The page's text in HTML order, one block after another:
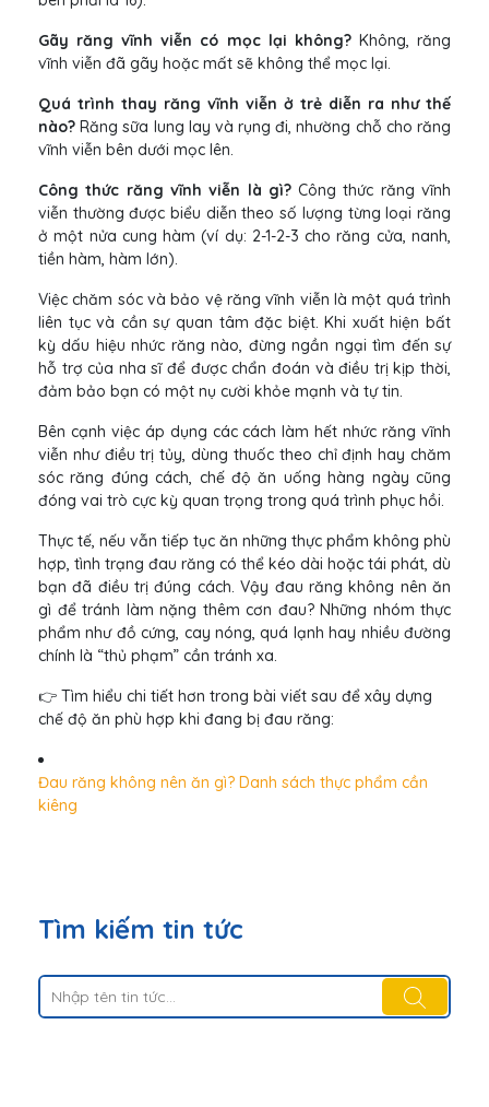
Gãy răng vĩnh viễn có mọc lại không?Không, răng
vĩnh viễn đã gãy hoặc mất sẽ không thể mọc lại.
Quá trình thay răng vĩnh viễn ở trẻ diễn ra như thế
nào?Răng sữa lung lay và rụng đi, nhường chỗ cho răng
vĩnh viễn bên dưới mọc lên.
Công thức răng vĩnh viễn là gì?Công thức răng vĩnh
viễn thường được biểu diễn theo số lượng từng loại răng
ở một nửa cung hàm (ví dụ: 2-1-2-3 cho răng cửa, nanh,
tiền hàm, hàm lớn).
Việc chăm sóc và bảo vệ răng vĩnh viễn là một quá trình
liên tục và cần sự quan tâm đặc biệt. Khi xuất hiện bất
kỳ dấu hiệu nhức răng nào, đừng ngần ngại tìm đến sự
hỗ trợ của nha sĩ để được chẩn đoán và điều trị kịp thời,
đảm bảo bạn có một nụ cười khỏe mạnh và tự tin.
Bên cạnh việc áp dụng các cách làm hết nhức răng vĩnh
viễn như điều trị tủy, dùng thuốc theo chỉ định hay chăm
sóc răng đúng cách, chế độ ăn uống hàng ngày cũng
đóng vai trò cực kỳ quan trọng trong quá trình phục hồi.
Thực tế, nếu vẫn tiếp tục ăn những thực phẩm không phù
hợp, tình trạng đau răng có thể kéo dài hoặc tái phát, dù
bạn đã điều trị đúng cách. Vậy đau răng không nên ăn
gì để tránh làm nặng thêm cơn đau? Những nhóm thực
phẩm như đồ cứng, cay nóng, quá lạnh hay nhiều đường
chính là “thủ phạm” cần tránh xa.
👉 Tìm hiểu chi tiết hơn trong bài viết sau để xây dựng
chế độ ăn phù hợp khi đang bị đau răng:
Đau răng không nên ăn gì? Danh sách thực phẩm cần
kiêng
Tìm kiếm tin tức